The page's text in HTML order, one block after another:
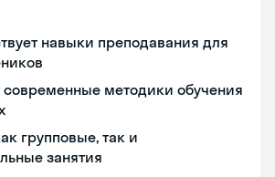
навыки преподавания для
современные методики обучения
групповые, так и
занятия